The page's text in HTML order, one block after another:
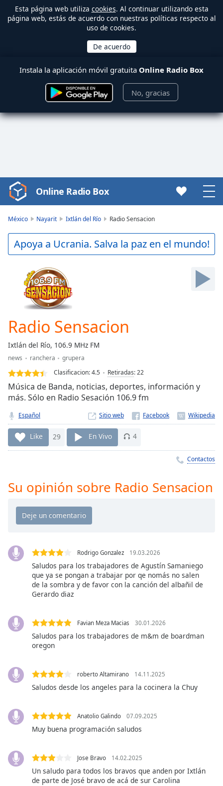
Esta página web utiliza cookies. Al continuar utilizando esta
página web, estás de acuerdo con nuestras políticas respecto al
uso de cookies.
Instala la aplicación móvil gratuita Online Radio Box
No, gracias
Video
Player
Play
Video
Backward
Forward
Current
Time0:00
Loaded
0.00%
Stream
TypeLIVE
live,
currently
behind
LIVE
Remaining
Rate
Chapters
Descriptions
descriptions
,
Subtitles
subtitles
opens
subtitles
settings
subtitles
off
selected
Audio
Track
Online Radio Box
México Nayarit Ixtlán del Río Radio Sensacion
Apoya a Ucrania. Salva la paz en el mundo!
Radio Sensacion
Ixtlán del Río, 106.9 MHz FM
news ranchera
grupera
Clasificacion:4.5 Retiradas:22
Música de Banda, noticias, deportes, información y
más. Sólo en Radio Sesación 106.9 fm
Español Sitio web
Like 29 En Vivo 4
Contactos
Su opinión sobre Radio Sensacion
Rodrigo Gonzalez 19.03.2026
Saludos para los trabajadores de Agustín Samaniego
que ya se pongan a trabajar por qe nomás no salen
de la sombra y de favor con la canción del albañil de
Gerardo diaz
Favian Meza Macias 30.01.2026
Saludos para los trabajadores de m&m de boardman
oregon
roberto Altamirano 14.11.2025
Saludos desde los angeles para la cocinera la Chuy
Anatolio Galindo 07.09.2025
Muy buena programación saludos
Jose Bravo 14.02.2025
Un saludo para todos los bravos que anden por Ixtlán
de parte de José bravo de acá de sur Carolina